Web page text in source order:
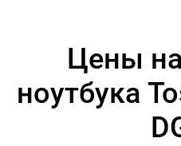
Цены
ноутбука